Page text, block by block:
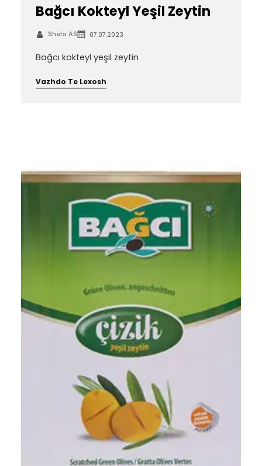
Bağcı Kokteyl Yeşil Zeytin
Shefs AS 07.07.2023
Bağcı kokteyl yeşil zeytin
Vazhdo Te Lexosh